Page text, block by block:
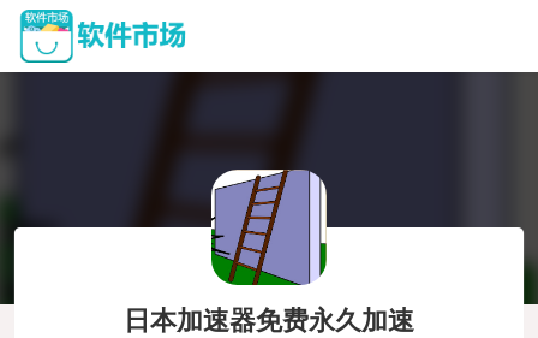
日本加速器免费永久加速